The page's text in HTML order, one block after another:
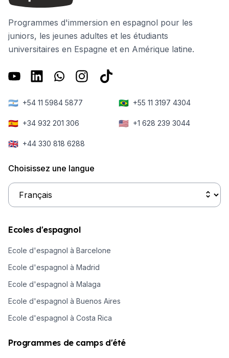
Programmes d'immersion en espagnol pour les
juniors, les jeunes adultes et les étudiants
universitaires en Espagne et en Amérique latine.
🇦🇷 +54 11 5984 5877 🇧🇷 +55 11 3197 4304
🇪🇸 +34 932 201 306 🇺🇸 +1 628 239 3044
🇬🇧 +44 330 818 6288
Choisissez une langue
Ecoles d'espagnol
Ecole d'espagnol à Barcelone
Ecole d'espagnol à Madrid
Ecole d'espagnol à Malaga
Ecole d'espagnol à Buenos Aires
Ecole d'espagnol à Costa Rica
Programmes de camps d'été